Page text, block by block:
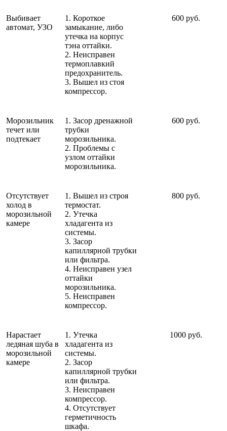
Выбивает
автомат, УЗО
1. Короткое
замыкание, либо
утечка на корпус
тэна оттайки.
2. Неисправен
термоплавкий
предохранитель.
3. Вышел из стоя
компрессор.
600 руб.
Морозильник
течет или
подтекает
1. Засор дренажной
трубки
морозильника.
2. Проблемы с
узлом оттайки
морозильника.
600 руб.
Отсутствует
холод в
морозильной
камере
1. Вышел из строя
термостат.
2. Утечка
хладагента из
системы.
3. Засор
капиллярной трубки
или фильтра.
4. Неисправен узел
оттайки
морозильника.
5. Неисправен
компрессор.
800 руб.
Нарастает
ледяная шуба в
морозильной
камере
1. Утечка
хладагента из
системы.
2. Засор
капиллярной трубки
или фильтра.
3. Неисправен
компрессор.
4. Отсутствует
герметичность
шкафа.
1000 руб.